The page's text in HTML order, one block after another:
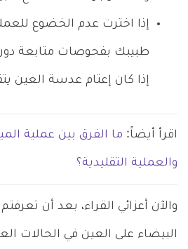
إذا اخترت عدم الخضوع
طبيبك بفحوصات متابعة
إذا كان إعتام عدسة العين
اقرأ أيضاً: ما الفرق بين عملية
والعملية التقليدية؟
والآن أعزائي القراء، بعد أن
البيضاء على العين في الحالات